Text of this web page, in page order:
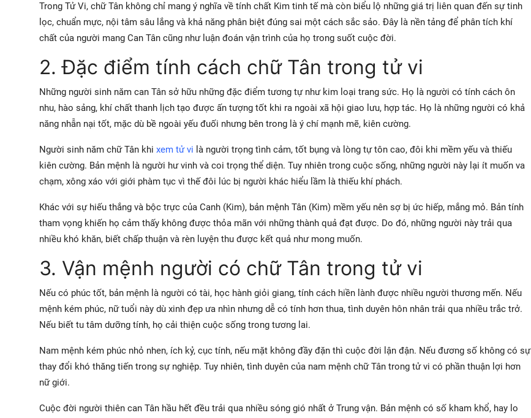
Trong Tử Vi, chữ Tân không chỉ mang ý nghĩa về tính chất Kim tinh tế mà còn biểu lộ những giá trị liên quan đến sự tinh
lọc, chuẩn mực, nội tâm sâu lắng và khả năng phân biệt đúng sai một cách sắc sảo. Đây là nền tảng để phân tích khí
chất của người mang Can Tân cũng như luận đoán vận trình của họ trong suốt cuộc đời.
2. Đặc điểm tính cách chữ Tân trong tử vi
Những người sinh năm can Tân sở hữu những đặc điểm tương tự như kim loại trang sức. Họ là người có tính cách ôn
nhu, hào sảng, khí chất thanh lịch tạo được ấn tượng tốt khi ra ngoài xã hội giao lưu, hợp tác. Họ là những người có khả
năng nhẫn nại tốt, mặc dù bề ngoài yếu đuối nhưng bên trong là ý chí mạnh mẽ, kiên cường.
Người sinh năm chữ Tân khi xem tử vi là người trọng tình cảm, tốt bụng và lòng tự tôn cao, đôi khi mềm yếu và thiếu
kiên cường. Bản mệnh là người hư vinh và coi trọng thể diện. Tuy nhiên trong cuộc sống, những người này lại ít muốn va
chạm, xông xáo với giới phàm tục vì thế đôi lúc bị người khác hiểu lầm là thiếu khí phách.
Khác với sự hiếu thắng và bộc trực của Canh (Kim), bản mệnh Tân (Kim) mềm yếu nên sợ bị ức hiếp, mắng mỏ. Bản tính
tham vọng khiến họ cảm thấy không được thỏa mãn với những thành quả đạt được. Do đó, những người này trải qua
nhiều khó khăn, biết chấp thuận và rèn luyện thu được kết quả như mong muốn.
3. Vận mệnh người có chữ Tân trong tử vi
Nếu có phúc tốt, bản mệnh là người có tài, học hành giỏi giang, tính cách hiền lành được nhiều người thương mến. Nếu
mệnh kém phúc, nữ tuổi này dù xinh đẹp ưa nhìn nhưng dễ có tính hơn thua, tình duyên hôn nhân trải qua nhiều trắc trở.
Nếu biết tu tâm dưỡng tính, họ cải thiện cuộc sống trong tương lai.
Nam mệnh kém phúc nhỏ nhen, ích kỷ, cục tính, nếu mặt không đầy đặn thì cuộc đời lận đận. Nếu đương số không có sự
thay đổi khó thăng tiến trong sự nghiệp. Tuy nhiên, tình duyên của nam mệnh chữ Tân trong tử vi có phần thuận lợi hơn
nữ giới.
Cuộc đời người thiên can Tân hầu hết đều trải qua nhiều sóng gió nhất ở Trung vận. Bản mệnh có số kham khổ, hay lo